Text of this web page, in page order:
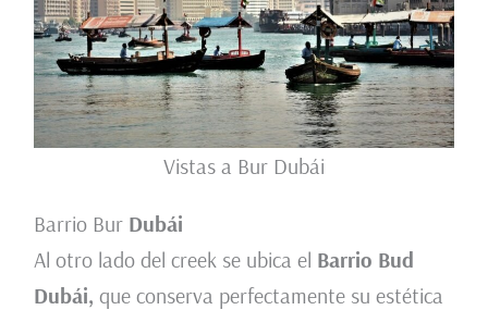
Vistas a Bur Dubái
Barrio Bur Dubái
Al otro lado del creek se ubica el Barrio Bud
Dubái, que conserva perfectamente su estética